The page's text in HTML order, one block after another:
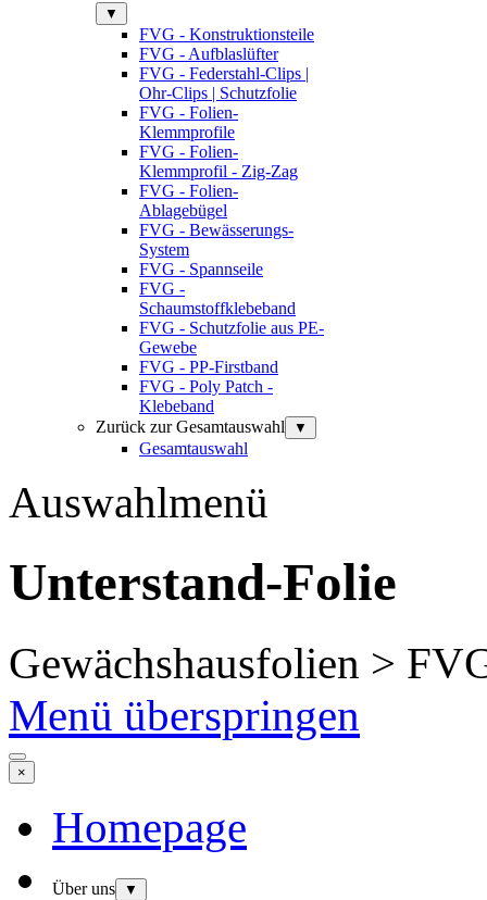
▼
FVG - Konstruktionsteile
FVG - Aufblaslüfter
FVG - Federstahl-Clips |
Ohr-Clips | Schutzfolie
FVG - Folien-
Klemmprofile
FVG - Folien-
Klemmprofil - Zig-Zag
FVG - Folien-
Ablagebügel
FVG - Bewässerungs-
System
FVG - Spannseile
FVG -
Schaumstoffklebeband
FVG - Schutzfolie aus PE-
Gewebe
FVG - PP-Firstband
FVG - Poly Patch -
Klebeband
Zurück zur Gesamtauswahl
▼
Gesamtauswahl
Auswahlmenü
Unterstand-Folie
Gewächshausfolien >
Menü überspringen
×
Homepage
Über uns ▼